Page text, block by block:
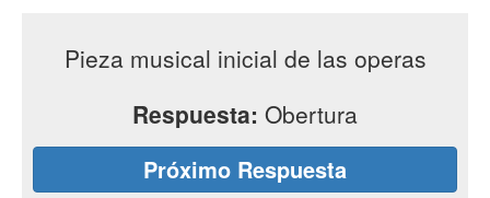
Pieza musical inicial de las operas
Respuesta: Obertura
Próximo Respuesta